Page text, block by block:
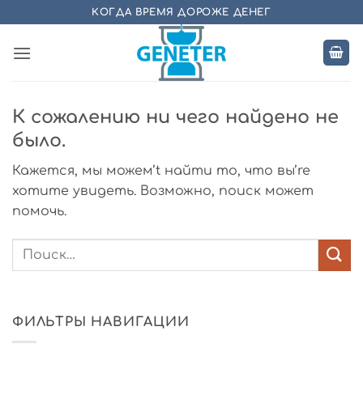
to
content
КОГДА ВРЕМЯ ДОРОЖЕ ДЕНЕГ
ФИЛЬТРЫ НАВИГАЦИИ
К сожалению ни чего найдено не
было.
Кажется, мы можем’t найти то, что вы’re
хотите увидеть. Возможно, поиск может
помочь.